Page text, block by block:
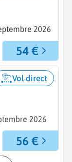
2026
54 €
2026
Vol direct
56 €